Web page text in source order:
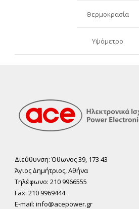
Θερμοκρασία
Υψόμετρο
Διεύθυνση: Όθωνος 39, 173 43
Άγιος ∆ηµήτριος, Αθήνα
Τηλέφωνο: 210 9966555
Fax: 210 9969444
E-mail: info@acepower.gr